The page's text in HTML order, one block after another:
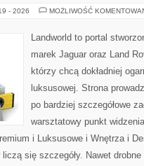
- 2026 MOŻLIWOŚĆ
Landworld to portal
marek Jaguar oraz Land
którzy chcą dokładniej
luksusowej. Strona
po bardziej szczegółowe
warsztatowy punkt
i Luksusowe i Wnętrza i
się szczegóły. Nawet